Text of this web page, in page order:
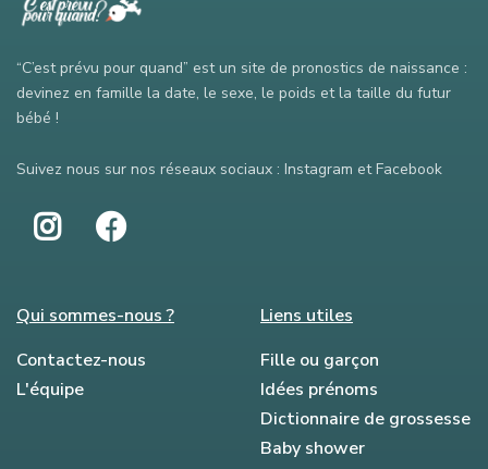
“C’est prévu pour quand” est un site de pronostics de naissance :
devinez en famille la date, le sexe, le poids et la taille du futur
bébé !
Suivez nous sur nos réseaux sociaux : Instagram et Facebook
Qui sommes-nous ?
Contactez-nous
L'équipe
Liens utiles
Fille ou garçon
Idées prénoms
Dictionnaire de grossesse
Baby shower